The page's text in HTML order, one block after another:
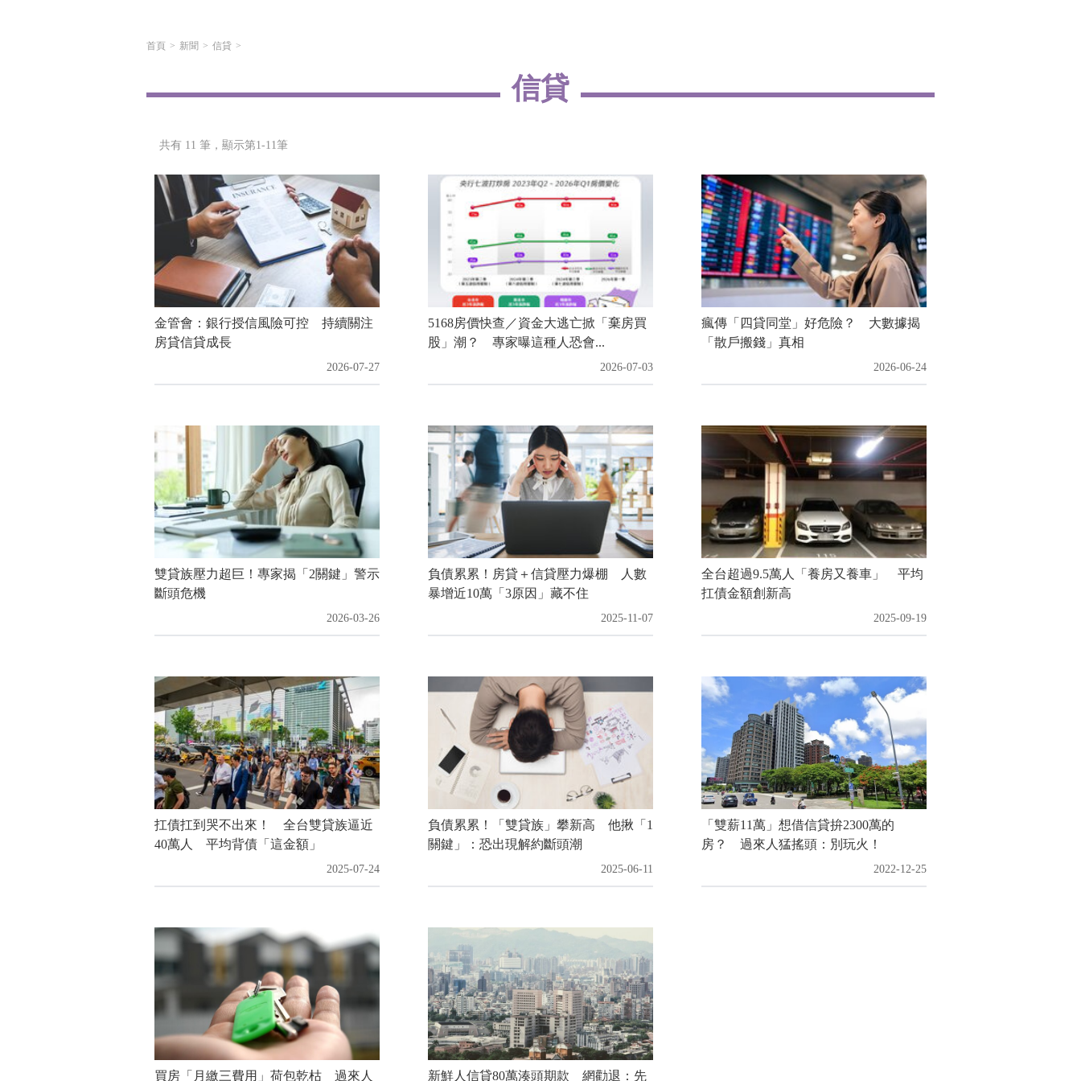
首頁 新聞 信貸
信貸
共有 11 筆， 顯示第1-11筆
金管會：銀行授信風險可控 持續關注
房貸信貸成長
2026-07-27
5168房價快查／資金大逃亡掀「棄房買
股」潮？ 專家曝這種人恐會...
2026-07-03
瘋傳「四貸同堂」好危險？ 大數據揭
「散戶搬錢」真相
2026-06-24
雙貸族壓力超巨！專家揭「2關鍵」警示
斷頭危機
2026-03-26
負債累累！房貸＋信貸壓力爆棚 人數
暴增近10萬「3原因」藏不住
2025-11-07
全台超過9.5萬人「養房又養車」 平均
扛債金額創新高
2025-09-19
扛債扛到哭不出來！ 全台雙貸族逼近
40萬人 平均背債「這金額」
2025-07-24
負債累累！「雙貸族」攀新高 他揪「1
關鍵」：恐出現解約斷頭潮
2025-06-11
「雙薪11萬」想借信貸拚2300萬的
房？ 過來人猛搖頭：別玩火！
2022-12-25
買房「月繳三費用」荷包乾枯 過來人 新鮮人信貸80萬湊頭期款 網勸退：先